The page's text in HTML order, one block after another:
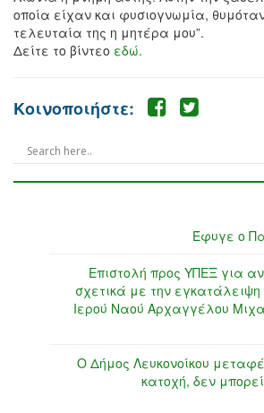
οποία είχαν και φυσιογνωμία,
τελευταία της η μητέρα μου”.
Δείτε το βίντεο εδώ.
Κοινοποιήστε:
Έφυγε ο
Επιστολή προς ΥΠΕΞ για
σχετικά με την εγκατάλειψη
Ιερού Ναού Αρχαγγέλου
Ο Δήμος Λευκονοίκου
κατοχή, δεν